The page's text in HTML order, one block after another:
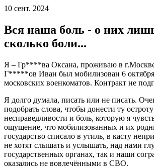
10 сент. 2024
Вся наша боль - о них
сколько боли...
Я – Гр****ва Оксана, проживаю в
Г*****ов Иван был мобилизован 6
московских военкоматов. Контракт не
Я долго думала, писать или не писать.
подобрать слова, чтобы донести ту
несправедливости и боль, которую я
ощущение, что мобилизованных и их
государство списало в утиль, в касту
не хотят слышать и услышать, над нами
государственных органах, так и наши
оказались не вовлечёнными в СВО.